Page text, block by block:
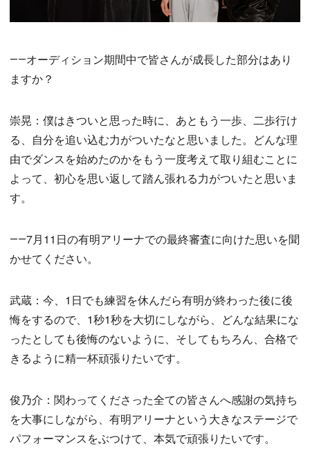
――オーディション期間中で皆さんが成長した部分はあり
ますか？
崇晃：僕はきついと思った時に、あともう一歩、二歩行け
る、自分を追い込む力がついたなと思いました。どんな理
由でダンスを始めたのかをもう一度考えて取り組むことに
よって、初心を思い返して踏ん張れる力がついたと思いま
す。
――7月11日の有明アリーナでの最終審査に向けた思いを聞
かせてください。
武蔵：今、1日でも練習を休んだら有明が終わった後に後
悔をするので、1秒1秒を大切にしながら、どんな結果にな
ったとしても後悔のないように、そしてもちろん、合格で
きるように精一杯頑張りたいです。
俊乃介：関わってくださった全ての皆さんへ感謝の気持ち
を大事にしながら、有明アリーナという大きなステージで
パフォーマンスをぶつけて、本気で頑張りたいです。